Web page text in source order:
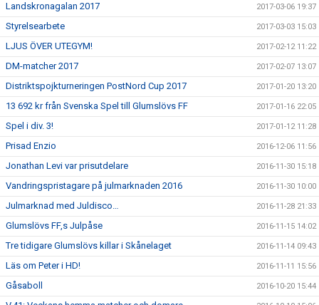
Landskronagalan 2017 2017-03-06 19:37
Styrelsearbete 2017-03-03 15:03
LJUS ÖVER UTEGYM! 2017-02-12 11:22
DM-matcher 2017 2017-02-07 13:07
Distriktspojkturneringen PostNord Cup 2017 2017-01-20 13:20
13 692 kr från Svenska Spel till Glumslövs FF 2017-01-16 22:05
Spel i div. 3! 2017-01-12 11:28
Prisad Enzio 2016-12-06 11:56
Jonathan Levi var prisutdelare 2016-11-30 15:18
Vandringspristagare på julmarknaden 2016 2016-11-30 10:00
Julmarknad med Juldisco… 2016-11-28 21:33
Glumslövs FF,s Julpåse 2016-11-15 14:02
Tre tidigare Glumslövs killar i Skånelaget 2016-11-14 09:43
Läs om Peter i HD! 2016-11-11 15:56
Gåsaboll 2016-10-20 15:44